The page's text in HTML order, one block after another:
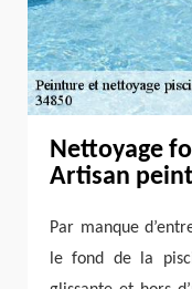
Nettoyage
Artisan
Par manque
le fond de la